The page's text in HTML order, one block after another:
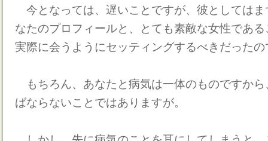
今となっては、遅いことですが、彼としては
なたのプロフィールと、とても素敵な女性であ
実際に会うようにセッティングするべきだった
もちろん、あなたと病気は一体のものですか
ばならないことではありますが。